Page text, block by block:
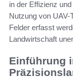
in der Effizienz
Nutzung von UAV-
Felder erfasst
Landwirtschaft
Einführung